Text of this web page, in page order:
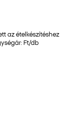
az ételkészítéshez
Ft/db